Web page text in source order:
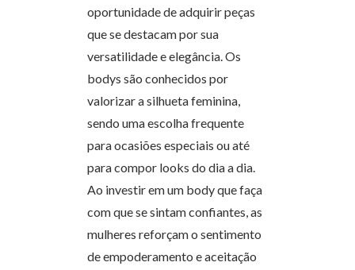
oportunidade de adquirir peças
que se destacam por sua
versatilidade e elegância. Os
bodys são conhecidos por
valorizar a silhueta feminina,
sendo uma escolha frequente
para ocasiões especiais ou até
para compor looks do dia a dia.
Ao investir em um body que faça
com que se sintam confiantes, as
mulheres reforçam o sentimento
de empoderamento e aceitação